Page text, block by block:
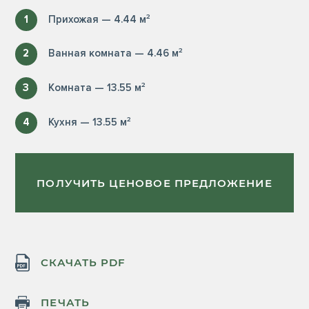
1 Прихожая — 4.44 м²
2 Ванная комната — 4.46 м²
3 Комната — 13.55 м²
4 Кухня — 13.55 м²
ПОЛУЧИТЬ ЦЕНОВОЕ ПРЕДЛОЖЕНИЕ
СКАЧАТЬ PDF
ПЕЧАТЬ